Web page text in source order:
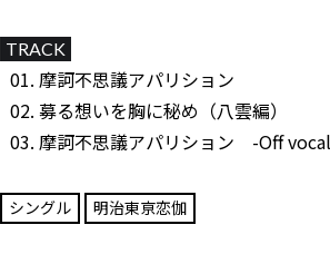
TRACK
摩訶不思議アパリション
募る想いを胸に秘め（八雲編）
摩訶不思議アパリション -Off
シングル 明治東亰恋伽